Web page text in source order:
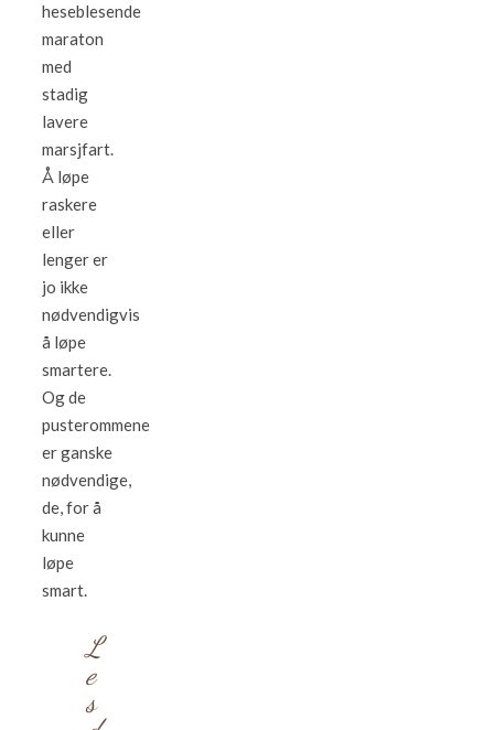
heseblesende
maraton
med
stadig
lavere
marsjfart.
Å løpe
raskere
eller
lenger er
jo ikke
nødvendigvis
å løpe
smartere.
Og de
pusterommene
er ganske
nødvendige,
de, for å
kunne
løpe
smart.
L
e
s